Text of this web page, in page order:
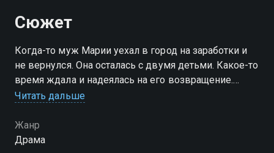
Сюжет
Когда-то муж Марии уехал в город на заработки и
не вернулся. Она осталась с двумя детьми. Какое-то
время ждала и надеялась на его возвращение.
Надежда помогала переносить тяжелую колхозную
селе…
Читать дальше
Жанр
Драма